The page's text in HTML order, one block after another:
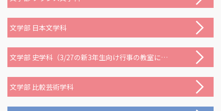
文学部 日本文学科
文学部 史学科（3/27の新3年生向け行事の教室に変更が生じました）
文学部 比較芸術学科